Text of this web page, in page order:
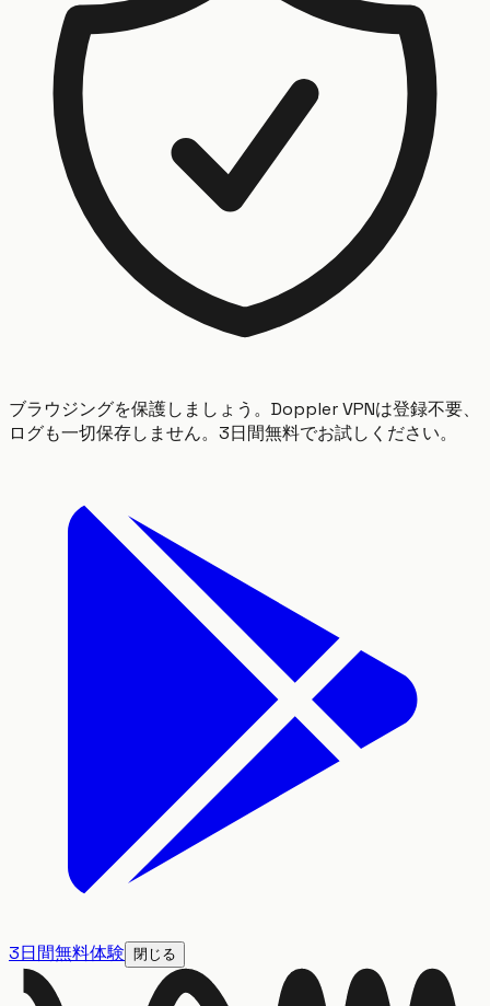
ブラウジングを保護しましょう。Doppler VPNは登録不要、
ログも一切保存しません。3日間無料でお試しください。
3日間無料体験 閉じる